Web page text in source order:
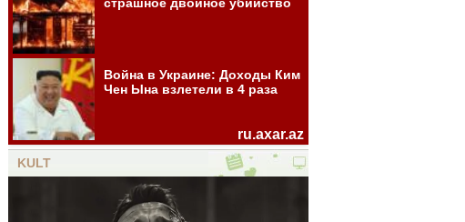
KULT